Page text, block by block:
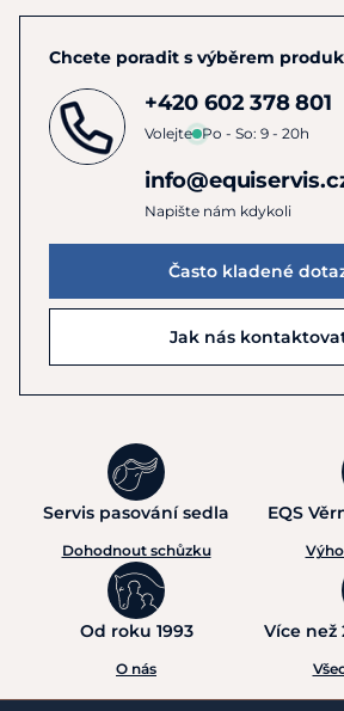
Chcete poradit s výběrem
+420 602 378 801
Volejte Po - So: 9 - 20h
Napište nám kdykoli
Často kladené
Jak nás
Servis pasování sedla
Dohodnout schůzku
EQS
Od roku 1993
O nás
Více než